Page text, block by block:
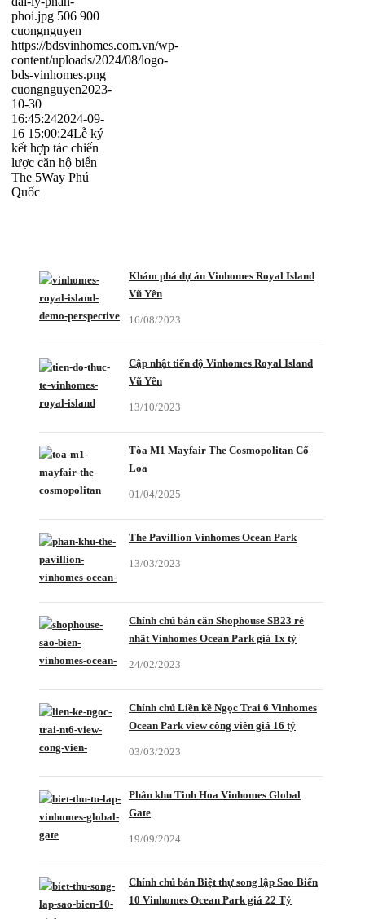
phoi.jpg 506 900
cuongnguyen
https://bdsvinhomes.com.vn/wp-
content/uploads/2024/08/logo-
bds-vinhomes.png
cuongnguyen2023-
10-30
16:45:242024-09-
16 15:00:24Lễ ký
kết hợp tác chiến
lược căn hộ biển
The 5Way Phú
Quốc
Khám phá dự án Vinhomes Royal Island
Vũ Yên
16/08/2023
Cập nhật tiến độ Vinhomes Royal Island
Vũ Yên
13/10/2023
Tòa M1 Mayfair The Cosmopolitan Cổ
Loa
01/04/2025
The Pavillion Vinhomes Ocean Park
13/03/2023
Chính chủ bán căn Shophouse SB23 rẻ
nhất Vinhomes Ocean Park giá 1x tỷ
24/02/2023
Chính chủ Liền kề Ngọc Trai 6 Vinhomes
Ocean Park view công viên giá 16 tỷ
03/03/2023
Phân khu Tinh Hoa Vinhomes Global
Gate
19/09/2024
Chính chủ bán Biệt thự song lập Sao Biển
10 Vinhomes Ocean Park giá 22 Tỷ